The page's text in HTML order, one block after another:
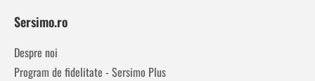
Sersimo.ro
Despre noi
Program de fidelitate - Sersimo Plus